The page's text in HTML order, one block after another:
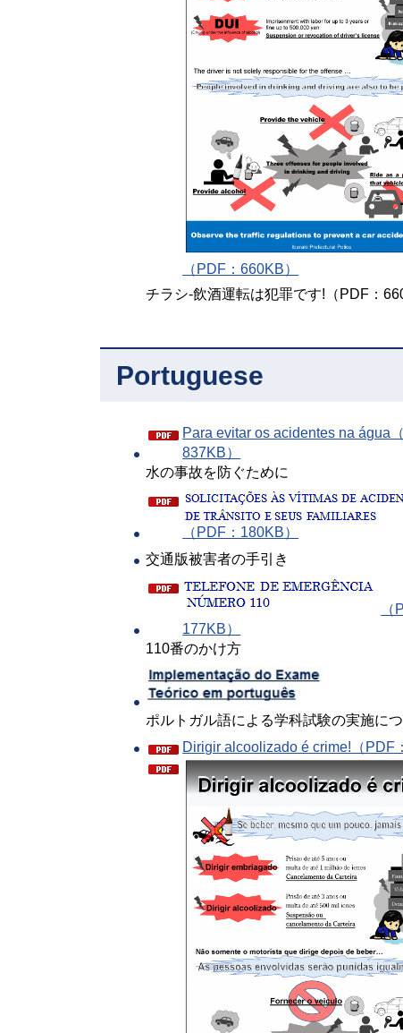
（PDF：660KB）
チラシ-飲酒運転は犯罪です!（PDF：
Portuguese
Para evitar os acidentes na água
837KB）
水の事故を防ぐために
（PDF：180KB）
交通版被害者の手引き
（
177KB）
110番のかけ方
ポルトガル語による学科試験の実施に
Dirigir alcoolizado é crime!（PDF